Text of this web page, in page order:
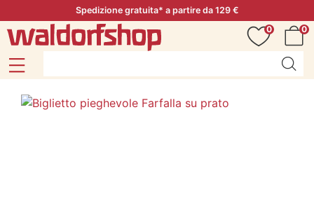
Spedizione gratuita* a partire da 129 €
0
0